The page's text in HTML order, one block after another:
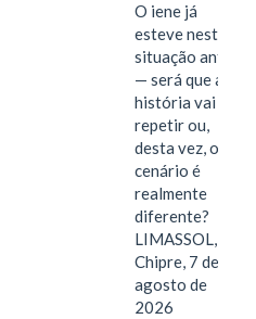
O iene já
esteve nesta
situação antes
— será que a
história vai se
repetir ou,
desta vez, o
cenário é
realmente
diferente?
LIMASSOL,
Chipre, 7 de
agosto de
2026